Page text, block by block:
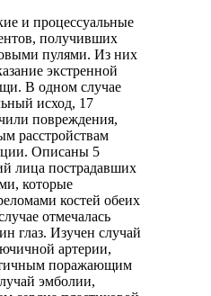
и процессуальные
получивших
пулями. Из них
экстренной
В одном случае
исход, 17
повреждения,
расстройствам
Описаны 5
лица пострадавших
которые
костей обеих
отмечалась
глаз. Изучен случай
артерии,
поражающим
эмболии,